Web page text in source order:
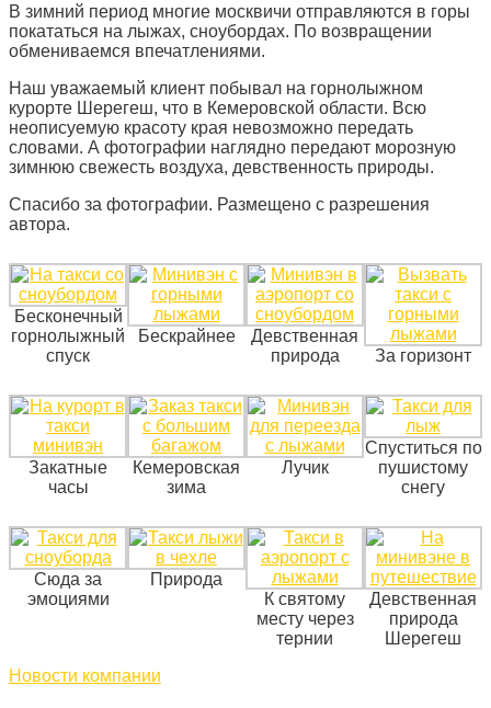
В зимний период многие москвичи отправляются в горы
покататься на лыжах, сноубордах. По возвращении
обмениваемся впечатлениями.
Наш уважаемый клиент побывал на горнолыжном
курорте Шерегеш, что в Кемеровской области. Всю
неописуемую красоту края невозможно передать
словами. А фотографии наглядно передают морозную
зимнюю свежесть воздуха, девственность природы.
Спасибо за фотографии. Размещено с разрешения
автора.
Бесконечный
горнолыжный
спуск
Бескрайнее
Девственная
природа
За горизонт
Закатные
часы
Кемеровская
зима
Лучик
Спуститься по
пушистому
снегу
Сюда за
эмоциями
Природа
К святому
месту через
тернии
Девственная
природа
Шерегеш
Новости компании